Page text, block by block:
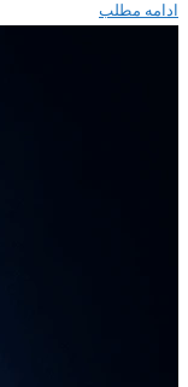
ادامه مطلب